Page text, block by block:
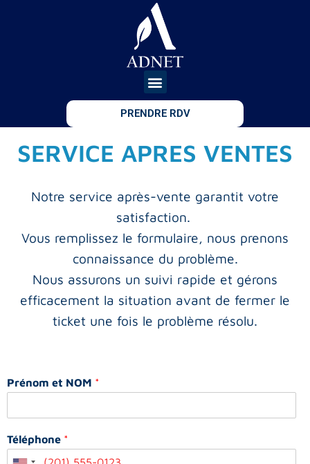
PRENDRE RDV
SERVICE APRES VENTES
Notre service après-vente garantit votre
satisfaction.
Vous remplissez le formulaire, nous prenons
connaissance du problème.
Nous assurons un suivi rapide et gérons
efficacement la situation avant de fermer le
ticket une fois le problème résolu.
Prénom et NOM *
Téléphone *